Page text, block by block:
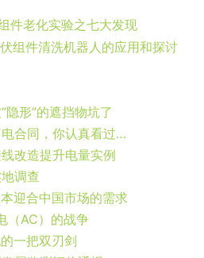
件老化实验之七大发现
组件清洗机器人的应用和探讨
隐形”的遮挡物坑了
国家电网户用光伏购售电合同，你认真看过吗？
改造提升电量实例
调查
迎合中国市场的需求
（AC）的战争
一把双刃剑